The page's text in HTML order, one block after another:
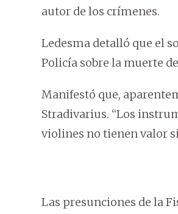
autor de los crímenes.
Ledesma detalló que el
Policía sobre la muerte
Manifestó que,
Stradivarius. “Los
violines no tienen valor
Las presunciones de la